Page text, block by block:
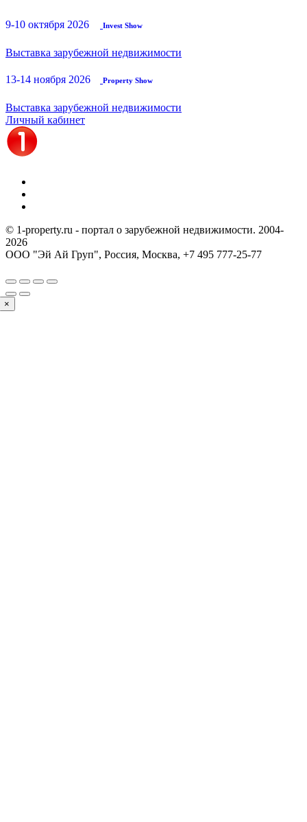
9-10 октября 2026 Invest Show
Выставка зарубежной недвижимости
13-14 ноября 2026 Property Show
Выставка зарубежной недвижимости
Личный кабинет
© 1-property.ru - портал о зарубежной недвижимости. 2004-
2026
ООО "Эй Ай Груп", Россия, Москва, +7 495 777-25-77
×